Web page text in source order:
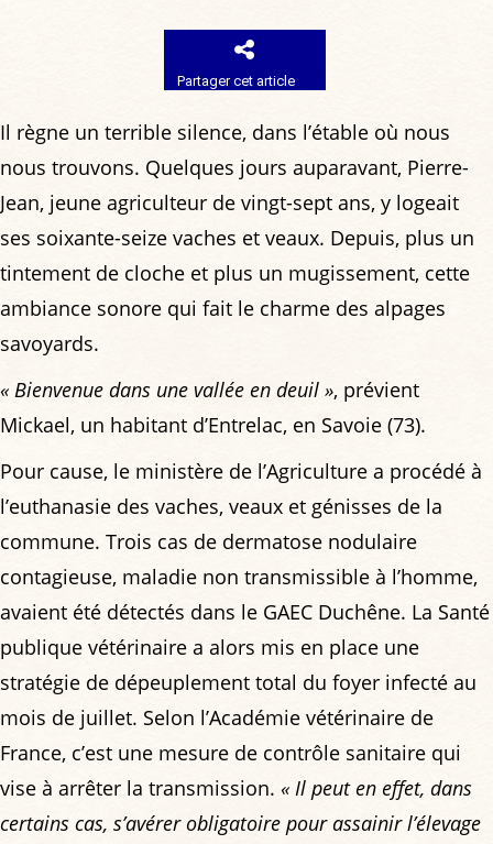
Partager cet article
Il règne un terrible silence, dans l’étable où nous
nous trouvons. Quelques jours auparavant, Pierre-
Jean, jeune agriculteur de vingt-sept ans, y logeait
ses soixante-seize vaches et veaux. Depuis, plus un
tintement de cloche et plus un mugissement, cette
ambiance sonore qui fait le charme des alpages
savoyards.
« Bienvenue dans une vallée en deuil », prévient
Mickael, un habitant d’Entrelac, en Savoie (73).
Pour cause, le ministère de l’Agriculture a procédé à
l’euthanasie des vaches, veaux et génisses de la
commune. Trois cas de dermatose nodulaire
contagieuse, maladie non transmissible à l’homme,
avaient été détectés dans le GAEC Duchêne. La Santé
publique vétérinaire a alors mis en place une
stratégie de dépeuplement total du foyer infecté au
mois de juillet. Selon l’Académie vétérinaire de
France, c’est une mesure de contrôle sanitaire qui
vise à arrêter la transmission. « Il peut en effet, dans
certains cas, s’avérer obligatoire pour assainir l’élevage